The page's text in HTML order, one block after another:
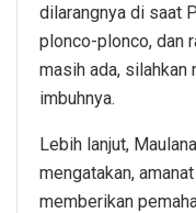
dilarangnya di saat
plonco-plonco, dan
masih ada, silahkan
imbuhnya.
Lebih lanjut,
mengatakan,
memberikan